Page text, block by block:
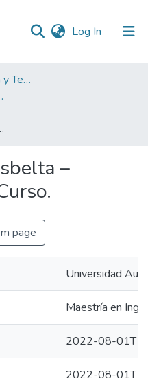
Log In (current)
Instituto de Ingeniería y Tecnología
Manufactura
de Curso.
–
page
Universidad
Maestría en
2022-08-
2022-08-